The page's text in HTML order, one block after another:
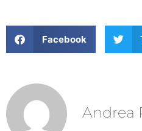
Facebook
Andrea